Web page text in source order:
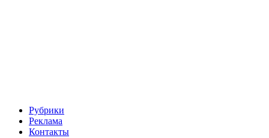
Рубрики
Реклама
Контакты